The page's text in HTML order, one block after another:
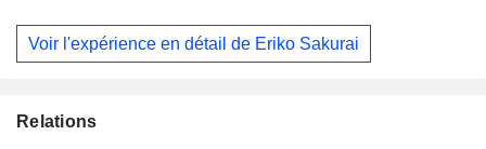
Voir l'expérience en détail de Eriko Sakurai
Relations